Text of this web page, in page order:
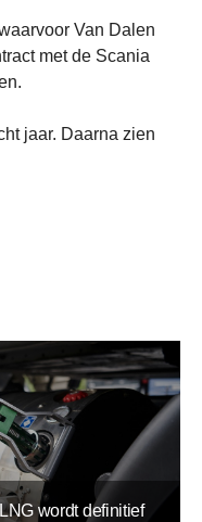
Van Dalen
met de Scania
jaar. Daarna zien
wordt definitief